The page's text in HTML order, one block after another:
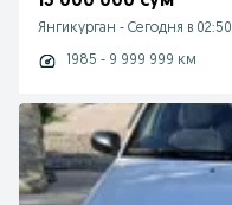
Янгикурган - Сегодня в 02:50
1985 - 9 999 999 км